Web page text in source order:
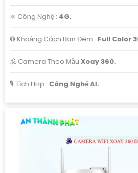
⚛️ Công Nghệ : 4G.
❂ Khoảng Cách Ban Đêm : Full Color
🕉️ Camera Theo Mẫu Xoay 360.
️🎙 Tích Hợp : Công Nghệ AI.